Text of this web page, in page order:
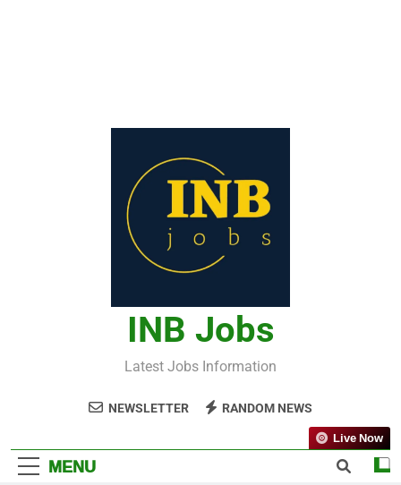
INB Jobs
Latest Jobs Information
NEWSLETTER RANDOM NEWS
MENU
Live Now